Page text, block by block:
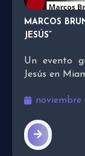
MARCOS
JESÚS”
Un evento
Jesús en
noviembre